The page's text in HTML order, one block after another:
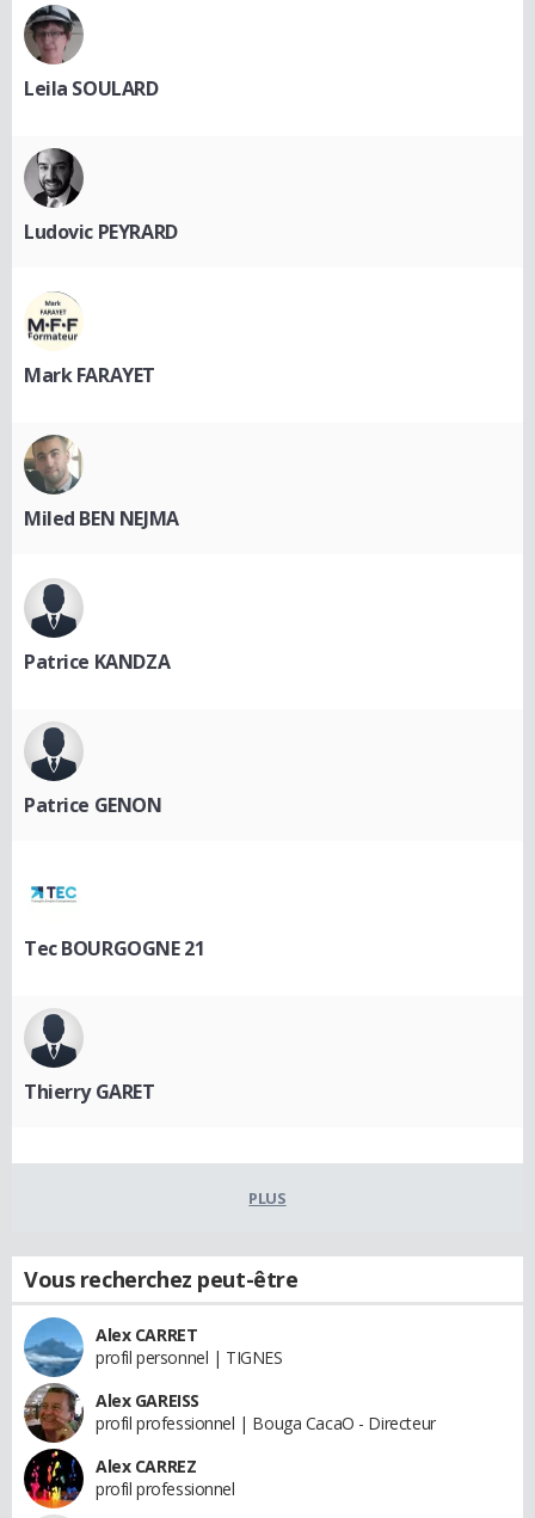
Leila SOULARD
Ludovic PEYRARD
Mark FARAYET
Miled BEN NEJMA
Patrice KANDZA
Patrice GENON
Tec BOURGOGNE 21
Thierry GARET
PLUS
Vous recherchez peut-être
Alex CARRET
profil personnel | TIGNES
Alex GAREISS
profil professionnel | Bouga CacaO - Directeur
Alex CARREZ
profil professionnel